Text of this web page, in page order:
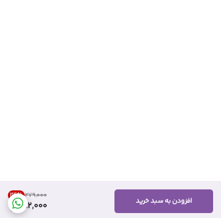
۲۷۹٬۰۰۰ 34%
182,000 افزودن به سبد خرید